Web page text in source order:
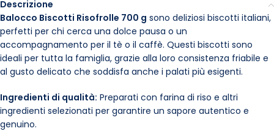
Descrizione
Balocco Biscotti Risofrolle 700 g sono deliziosi biscotti italiani,
perfetti per chi cerca una dolce pausa o un
accompagnamento per il tè o il caffè. Questi biscotti sono
ideali per tutta la famiglia, grazie alla loro consistenza friabile e
al gusto delicato che soddisfa anche i palati più esigenti.
Ingredienti di qualità: Preparati con farina di riso e altri
ingredienti selezionati per garantire un sapore autentico e
genuino.